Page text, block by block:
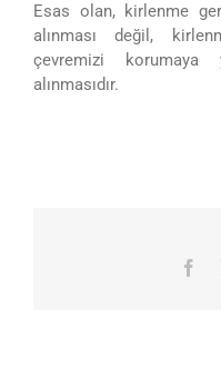
Esas olan, kirlenme
alınması değil,
çevremizi korumaya
alınmasıdır.